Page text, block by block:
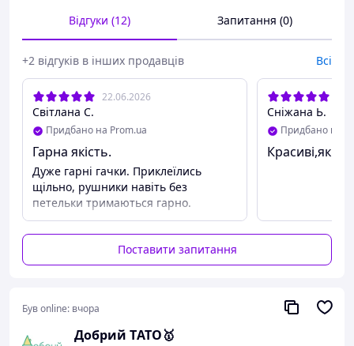
навантаження: 2 кг. Легко утримувати у чистоті.
потрібно свердлити. Швидко кріпляться завдяки
самоклеючій стрічці. На гладкій матовій плитці вони
добре тримаються і з них не падають рушники або
ганчірки.
Тут стілець для годування
| Тут офісний
Відгуки (12) Запитання (0)
+2 відгуків в інших продавців Всі
22.06.2026
Світлана С.
Придбано на Prom.ua
Гарна якість.
Дуже гарні гачки. Приклеїлись
щільно, рушники навіть без
петельки тримаються гарно.
Сніжана Ь.
Придбано на
Поставити запитання
Був online: вчора
Добрий TАТО🥇